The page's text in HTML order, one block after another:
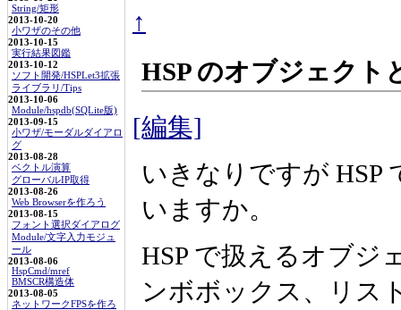
String/矩形
2013-10-20
小ワザのその他
2013-10-15
実行結果図鑑
2013-10-12
ソフト開発/HSPLet3拡張
ライブラリ/Tips
2013-10-06
Module/hspdb(SQLite版)
2013-09-15
小ワザ/モーダルダイアロ
グ
2013-08-28
ベクトル演算
グローバルIP取得
2013-08-26
Web Browserを作ろう
2013-08-15
フォント選択ダイアログ
Module/文字入力モジュ
ール
2013-08-06
HspCmd/mref
BMSCR構造体
2013-08-05
ネットワークFPSを作ろ
↑
HSP のオブジェクト
[編集]
いきなりですが HSP
いますか。
HSP で扱えるオブジ
ンボボックス、リス